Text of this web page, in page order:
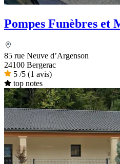
Pompes Funèbres et
85 rue Neuve d’Argenson
24100 Bergerac
5 /5 (1 avis)
top notes